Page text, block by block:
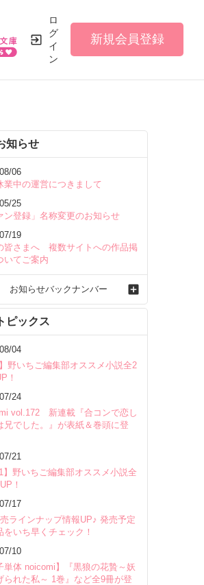
ロ
グ
イ
ン
新規会員登録
知らせ
06
業中の運営につきまして
25
ン登録」名称変更のお知らせ
19
皆さまへ 複数サイトへの作品掲
いてご案内
お知らせバックナンバー
トピックス
04
】野いちご編集部オススメ小説全2
！
24
vol.172 新連載『合コンで恋し
兄でした。』が表紙＆巻頭に登
21
】野いちご編集部オススメ小説全
！
17
ラインナップ情報UP♪ 発売予定
をいち早くチェック！
10
単体 noicomi】『黒狼の花贄～妖
られた私～ 1巻』など全9冊が登